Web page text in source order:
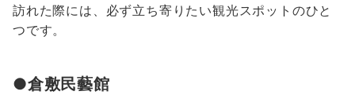
訪れた際には、必ず立ち寄りたい観光スポットのひと
つです。
●倉敷民藝館